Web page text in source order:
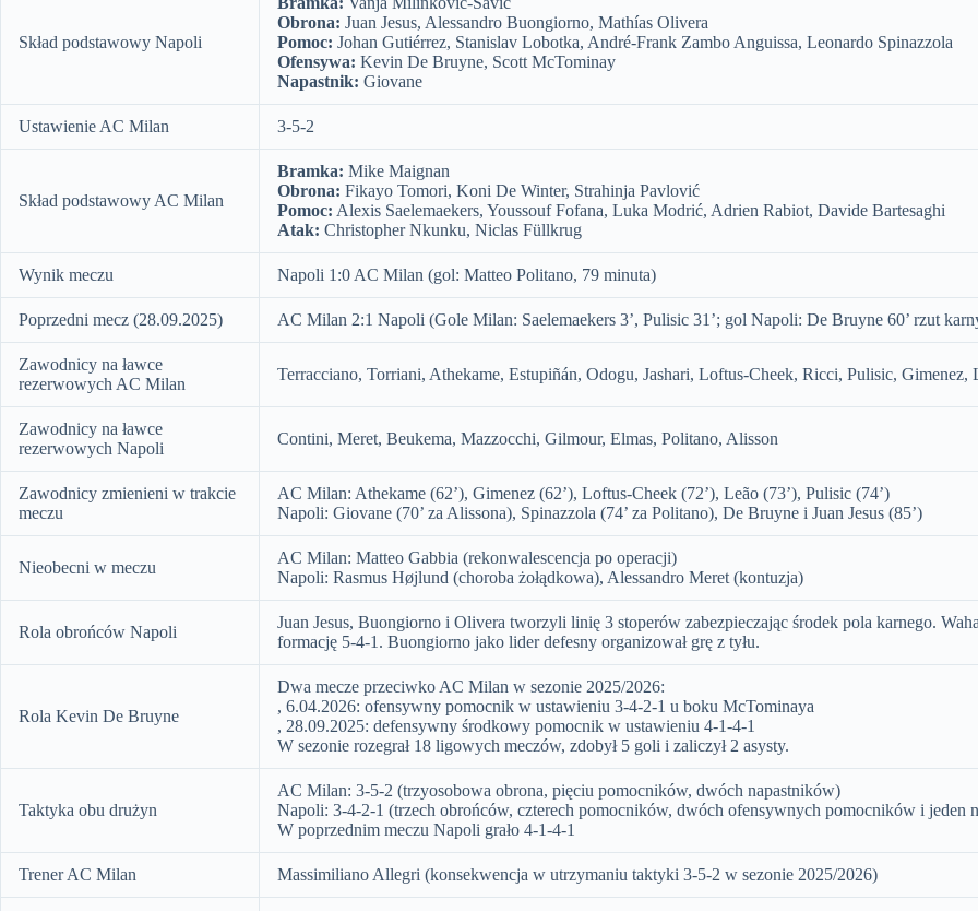
Skład podstawowy Napoli
Obrona: Juan Jesus, Alessandro Buongiorno, Mathías Olivera
Pomoc: Johan Gutiérrez, Stanislav Lobotka, André-Frank Zambo Anguissa, Leonardo Spinazzola
Ofensywa: Kevin De Bruyne, Scott McTominay
Napastnik: Giovane
Ustawienie AC Milan 3-5-2
Skład podstawowy AC Milan
Bramka: Mike Maignan
Obrona: Fikayo Tomori, Koni De Winter, Strahinja Pavlović
Pomoc: Alexis Saelemaekers, Youssouf Fofana, Luka Modrić, Adrien Rabiot, Davide Bartesaghi
Atak: Christopher Nkunku, Niclas Füllkrug
Wynik meczu Napoli 1:0 AC Milan (gol: Matteo Politano, 79 minuta)
Poprzedni mecz (28.09.2025) AC Milan 2:1 Napoli (Gole Milan: Saelemaekers 3’, Pulisic 31’; gol Napoli: De Bruyne 60’ rzut
Zawodnicy na ławce
rezerwowych AC Milan
Terracciano, Torriani, Athekame, Estupiñán, Odogu, Jashari, Loftus-Cheek, Ricci, Pulisic, Gimenez,
Zawodnicy na ławce
rezerwowych Napoli
Contini, Meret, Beukema, Mazzocchi, Gilmour, Elmas, Politano, Alisson
Zawodnicy zmienieni w trakcie
meczu
AC Milan: Athekame (62’), Gimenez (62’), Loftus-Cheek (72’), Leão (73’), Pulisic (74’)
Napoli: Giovane (70’ za Alissona), Spinazzola (74’ za Politano), De Bruyne i Juan Jesus (85’)
Nieobecni w meczu
AC Milan: Matteo Gabbia (rekonwalescencja po operacji)
Napoli: Rasmus Højlund (choroba żołądkowa), Alessandro Meret (kontuzja)
Rola obrońców Napoli
Juan Jesus, Buongiorno i Olivera tworzyli linię 3 stoperów zabezpieczając środek pola karnego.
formację 5-4-1. Buongiorno jako lider defesny organizował grę z tyłu.
Rola Kevin De Bruyne
Dwa mecze przeciwko AC Milan w sezonie 2025/2026:
, 6.04.2026: ofensywny pomocnik w ustawieniu 3-4-2-1 u boku McTominaya
, 28.09.2025: defensywny środkowy pomocnik w ustawieniu 4-1-4-1
W sezonie rozegrał 18 ligowych meczów, zdobył 5 goli i zaliczył 2 asysty.
Taktyka obu drużyn
AC Milan: 3-5-2 (trzyosobowa obrona, pięciu pomocników, dwóch napastników)
Napoli: 3-4-2-1 (trzech obrońców, czterech pomocników, dwóch ofensywnych pomocników i jeden
W poprzednim meczu Napoli grało 4-1-4-1
Trener AC Milan Massimiliano Allegri (konsekwencja w utrzymaniu taktyki 3-5-2 w sezonie 2025/2026)